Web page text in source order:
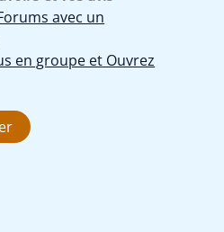
avec un
en groupe et Ouvrez